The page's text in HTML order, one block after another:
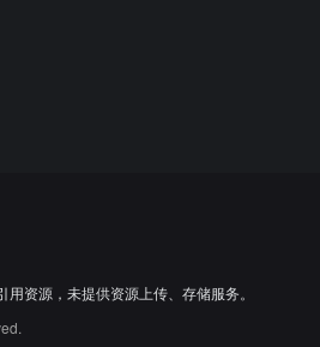
资源，未提供资源上传、存储服务。